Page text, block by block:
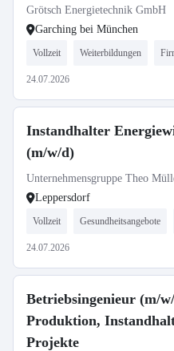
Grötsch Energietechnik GmbH
Garching bei München
Vollzeit Weiterbildungen
24.07.2026
Instandhalter
(m/w/d)
Unternehmensgruppe Theo
Leppersdorf
Vollzeit Gesundheitsangebote
24.07.2026
Betriebsingenieur (m/
Produktion,
Projekte